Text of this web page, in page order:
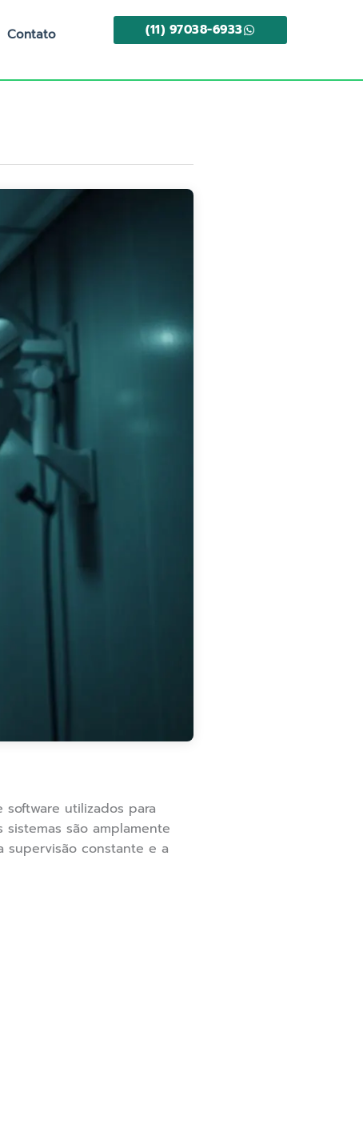
Contato (11) 97038-6933
utilizados para
são amplamente
supervisão constante e a